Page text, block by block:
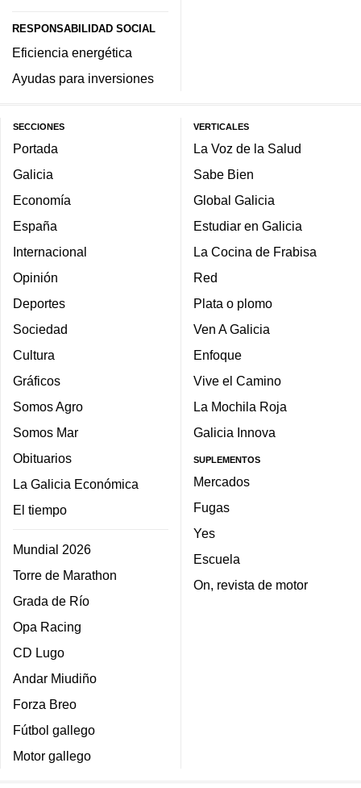
RESPONSABILIDAD SOCIAL
Eficiencia energética
Ayudas para inversiones
SECCIONES
Portada
Galicia
Economía
España
Internacional
Opinión
Deportes
Sociedad
Cultura
Gráficos
Somos Agro
Somos Mar
Obituarios
La Galicia Económica
El tiempo
Mundial 2026
Torre de Marathon
Grada de Río
Opa Racing
CD Lugo
Andar Miudiño
Forza Breo
Fútbol gallego
Motor gallego
VERTICALES
La Voz de la Salud
Sabe Bien
Global Galicia
Estudiar en Galicia
La Cocina de Frabisa
Red
Plata o plomo
Ven A Galicia
Enfoque
Vive el Camino
La Mochila Roja
Galicia Innova
SUPLEMENTOS
Mercados
Fugas
Yes
Escuela
On, revista de motor